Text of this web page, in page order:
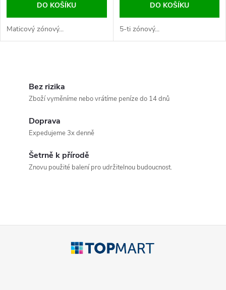
DO KOŠÍKU
Maticový zónový...
DO KOŠÍKU
5-ti zónový...
Bez rizika
Zboží vyměníme nebo vrátíme peníze do 14 dnů
Doprava
Expedujeme 3x denně
Šetrně k přírodě
Znovu použité balení pro udržitelnou budoucnost.